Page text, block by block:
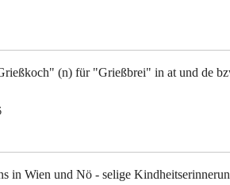
(n) für "Grießbrei" in at und de
in Wien und Nö - selige